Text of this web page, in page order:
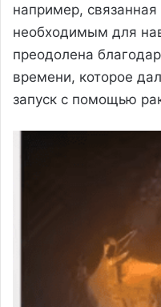
например,
необходимым для
преодолена
времени, которое
запуск с помощью